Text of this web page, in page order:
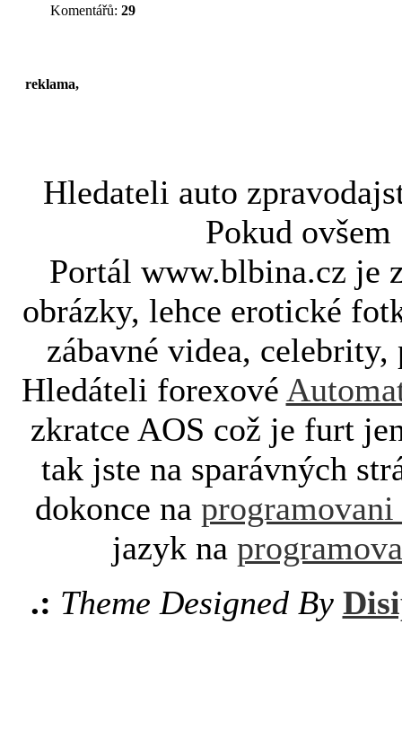
Komentářů: 29
reklama,
Hledateli auto
Pokud
Portál www.blbina.cz je
obrázky, lehce erotické
zábavné videa,
Hledáteli forexové
zkratce AOS což je furt
tak jste na sparávných
dokonce na programovani
jazyk na
.: Theme Designed By